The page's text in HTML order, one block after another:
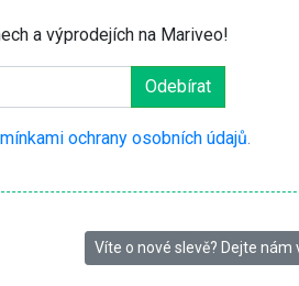
a výprodejích na Mariveo!
ochrany osobních údajů.
Víte o nové slevě? Dejte nám